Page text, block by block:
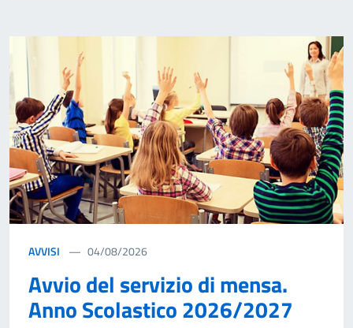
AVVISI 04/08/2026
Avvio del servizio di mensa.
Anno Scolastico 2026/2027